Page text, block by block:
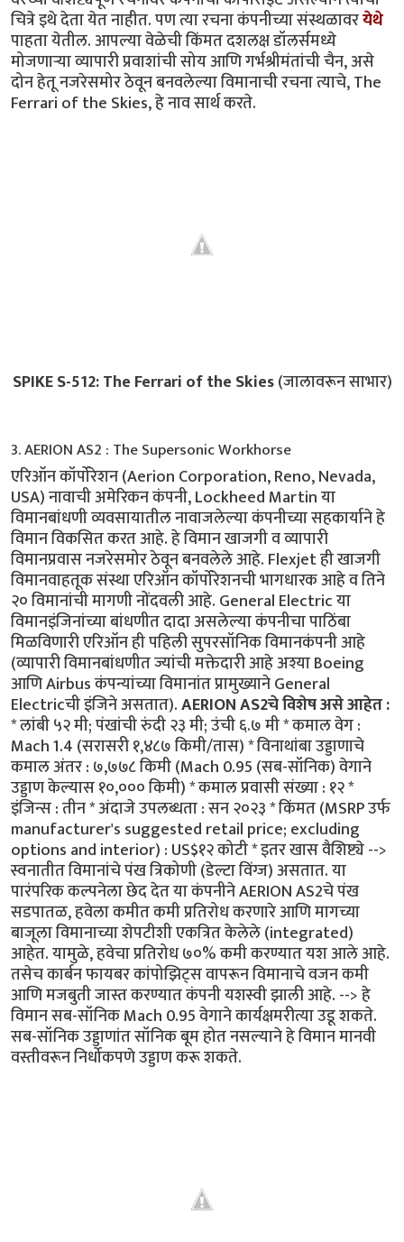
चित्रे इथे देता येत नाहीत. पण त्या रचना कंपनीच्या संस्थळावरयेथे
पाहता येतील. आपल्या वेळेची किंमत दशलक्ष डॉलर्समध्ये
मोजणार्‍या व्यापारी प्रवाशांची सोय आणि गर्भश्रीमंतांची चैन, असे
दोन हेतू नजरेसमोर ठेवून बनवलेल्या विमानाची रचना त्याचे, The
Ferrari of the Skies, हे नाव सार्थ करते.
SPIKE S-512: The Ferrari of the Skies(जालावरून साभार)
3. AERION AS2 : The Supersonic Workhorse
एरिऑन कॉर्पोरेशन (Aerion Corporation, Reno, Nevada,
USA) नावाची अमेरिकन कंपनी, Lockheed Martin या
विमानबांधणी व्यवसायातील नावाजलेल्या कंपनीच्या सहकार्याने हे
विमान विकसित करत आहे. हे विमान खाजगी व व्यापारी
विमानप्रवास नजरेसमोर ठेवून बनवलेले आहे. Flexjet ही खाजगी
विमानवाहतूक संस्था एरिऑन कॉर्पोरेशनची भागधारक आहे व तिने
२० विमानांची मागणी नोंदवली आहे. General Electric या
विमानइंजिनांच्या बांधणीत दादा असलेल्या कंपनीचा पाठिंबा
मिळविणारी एरिऑन ही पहिली सुपरसॉनिक विमानकंपनी आहे
(व्यापारी विमानबांधणीत ज्यांची मक्तेदारी आहे अश्या Boeing
आणि Airbus कंपन्यांच्या विमानांत प्रामुख्याने General
Electricची इंजिने असतात).AERION AS2चे विशेष असे आहेत :
* लांबी ५२ मी; पंखांची रुंदी २३ मी; उंची ६.७ मी * कमाल वेग :
Mach 1.4 (सरासरी १,४८७ किमी/तास) * विनाथांबा उड्डाणाचे
कमाल अंतर : ७,७७८ किमी (Mach 0.95 (सब-सॉनिक) वेगाने
उड्डाण केल्यास १०,००० किमी) * कमाल प्रवासी संख्या : १२ *
इंजिन्स : तीन * अंदाजे उपलब्धता : सन २०२३ * किंमत (MSRP उर्फ
manufacturer's suggested retail price; excluding
options and interior) : US$१२ कोटी * इतर खास वैशिष्ट्ये -->
स्वनातीत विमानांचे पंख त्रिकोणी (डेल्टा विंग्ज) असतात. या
पारंपरिक कल्पनेला छेद देत या कंपनीने AERION AS2चे पंख
सडपातळ, हवेला कमीत कमी प्रतिरोध करणारे आणि मागच्या
बाजूला विमानाच्या शेपटीशी एकत्रित केलेले (integrated)
आहेत. यामुळे, हवेचा प्रतिरोध ७०% कमी करण्यात यश आले आहे.
तसेच कार्बन फायबर कांपोझिट्स वापरून विमानाचे वजन कमी
आणि मजबुती जास्त करण्यात कंपनी यशस्वी झाली आहे. --> हे
विमान सब-सॉनिक Mach 0.95 वेगाने कार्यक्षमरीत्या उडू शकते.
सब-सॉनिक उड्डाणांत सॉनिक बूम होत नसल्याने हे विमान मानवी
वस्तीवरून निर्धोकपणे उड्डाण करू शकते.